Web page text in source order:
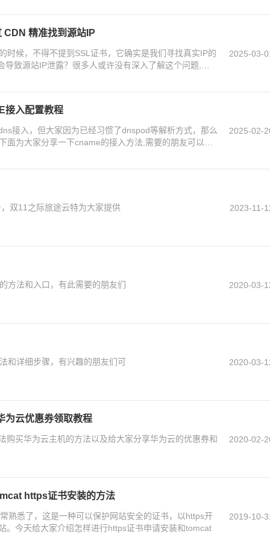
精准找到源站IP
时候，不得不提到SSL证书，它确实是我们寻找真实IP的
致源站IP泄露？很多人或许没有深入了解这个问题,目
2025-03-
接入配置教程
接入，但大家因为已经习惯了dnspod等解析方式，那么
面为大家分享一下cname的接入方法,需要的朋友可以参
2025-02-
双11之际旅途云特为大家提供 2023-11-
方法和入口，有此需要的朋友们 2020-03-
和详细步骤，有兴趣的朋友们可 2020-03-
为云优惠券领取教程
购买华为云主机的方法以及给大家分享华为云的优惠券和 2020-02-
https证书安装的方法
熟悉了，这是一种可以保护网站安全的证书，以https开
。今天给大家介绍怎样进行https证书申请安装和tomcat
2019-10-